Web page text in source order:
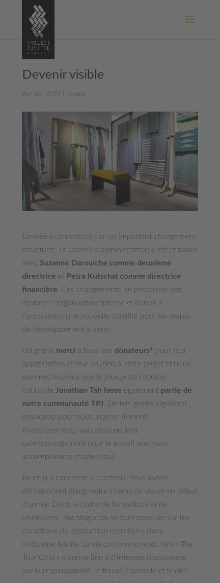
Devenir visible
Avr 30, 2025 Ghana
L’année a commencé par un important changement
structurel. Le conseil d’administration a été remanié
avec Suzanne Darouiche comme deuxième
directrice et Petra Kutschal comme directrice
financière . Ces changements de personnel ont
renforcé l’organisation interne et donné à
l’association une nouvelle stabilité pour les étapes
de développement à venir.
Un grand merci à tous nos donateurs* pour leur
appréciation et leur soutien à notre projet et nous
sommes heureux que le joueur de l’équipe
nationale Jonathan Tah fasse également partie de
notre communauté TPJ . De tels gestes signifient
beaucoup pour nous, non seulement
financièrement, mais aussi en tant
qu’encouragement pour le travail que nous
accomplissons chaque jour.
En ce qui concerne le contenu, nous avons
délibérément élargi notre champ de vision en début
d’année. Dans le cadre de formations et de
séminaires, nos stagiaires se sont penchés sur les
conditions de production mondiales dans
l’industrie textile. La vision commune du film « The
True Cost » a donné lieu à d’intenses discussions
sur la responsabilité, le travail équitable et le rôle